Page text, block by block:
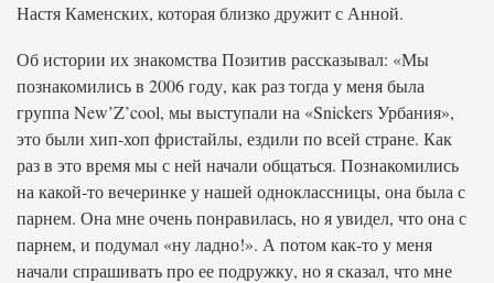
Настя Каменских, которая близко дружит с Анной.
Об истории их знакомства Позитив рассказывал: «Мы
познакомились в 2006 году, как раз тогда у меня была
группа New’Z’cool, мы выступали на «Snickers Урбания»,
это были хип-хоп фристайлы, ездили по всей стране. Как
раз в это время мы с ней начали общаться. Познакомились
на какой-то вечеринке у нашей одноклассницы, она была с
парнем. Она мне очень понравилась, но я увидел, что она с
парнем, и подумал «ну ладно!». А потом как-то у меня
начали спрашивать про ее подружку, но я сказал, что мне